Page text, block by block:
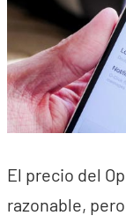
El precio del
razonable,